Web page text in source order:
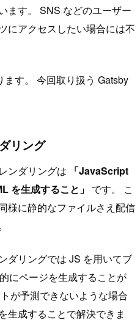
ます。 SNS などのユーザー
にアクセスしたい場合には不
す。 今回取り扱う Gatsby
リング
ンダリングは
「JavaScript
を生成すること」 です。 こ
様に静的なファイルさえ配信
ダリングでは JS を用いてブ
にページを生成することが
が予測できないような場合
生成することで解決できま